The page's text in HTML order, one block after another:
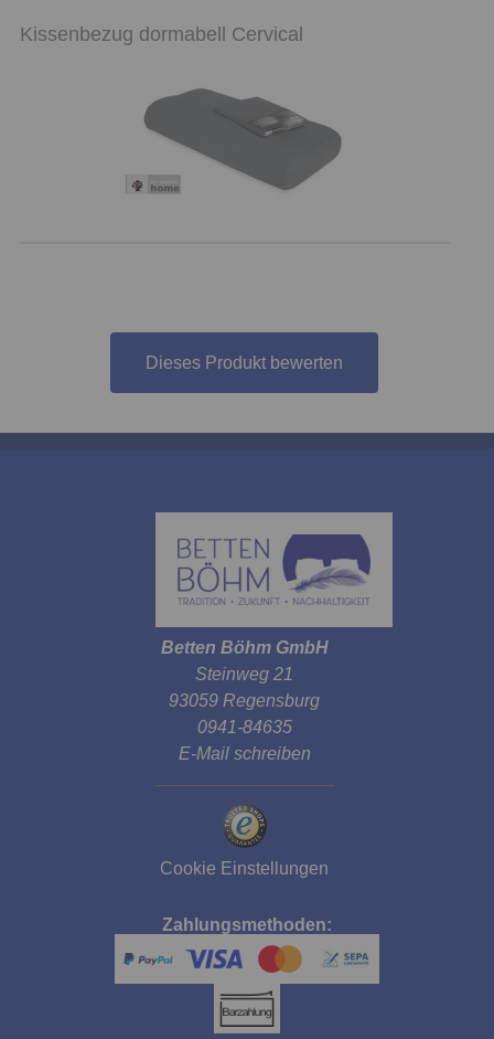
Kissenbezug dormabell Cervical
Dieses Produkt bewerten
Betten Böhm GmbH
Steinweg 21
93059 Regensburg
0941-84635
E-Mail schreiben
Cookie Einstellungen
Zahlungsmethoden: